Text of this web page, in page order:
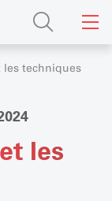
les techniques
les